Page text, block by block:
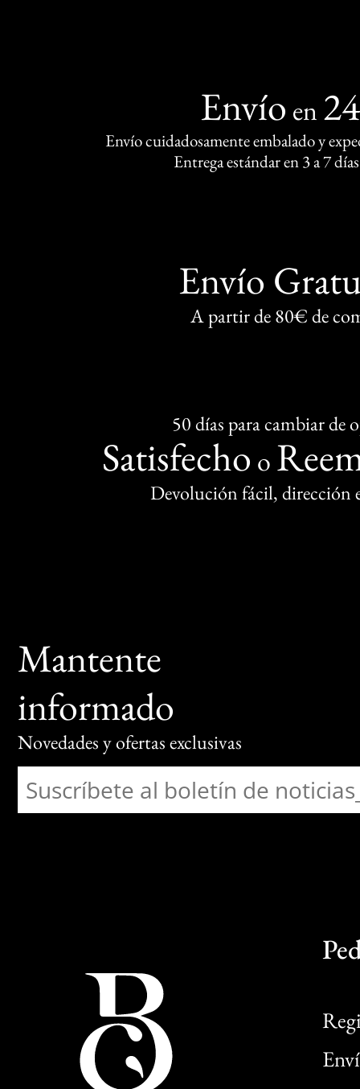
Envío en
Envío cuidadosamente embalado y
Entrega estándar en 3 a 7
Envío
A partir de 80€ de
50 días para cambiar de
Satisfecho o
Devolución fácil, dirección
Mantente
informado
Novedades y ofertas exclusivas